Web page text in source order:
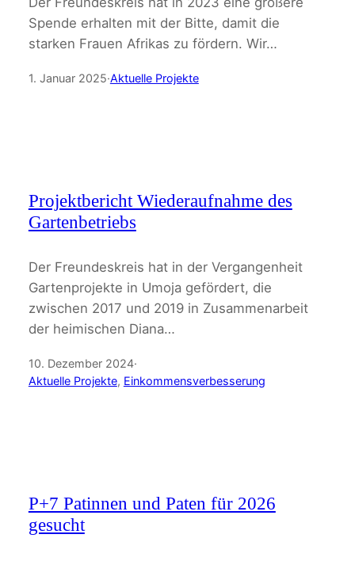
Spende erhalten mit der Bitte, damit die
starken Frauen Afrikas zu fördern. Wir…
1. Januar 2025·Aktuelle Projekte
Projektbericht Wiederaufnahme des
Gartenbetriebs
Der Freundeskreis hat in der Vergangenheit
Gartenprojekte in Umoja gefördert, die
zwischen 2017 und 2019 in Zusammenarbeit
der heimischen Diana…
10. Dezember 2024·
Aktuelle Projekte, Einkommensverbesserung
P+7 Patinnen und Paten für 2026
gesucht